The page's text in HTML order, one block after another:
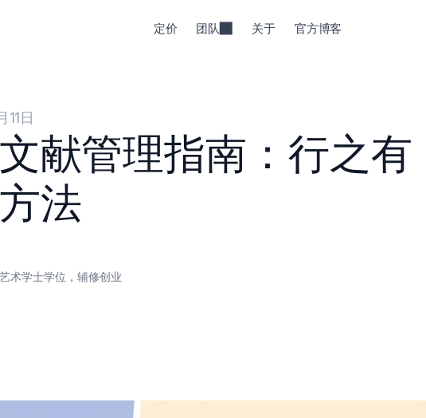
定价 团队 关于 官方博客
日
献管理指南：行之有
法
术学士学位，辅修创业